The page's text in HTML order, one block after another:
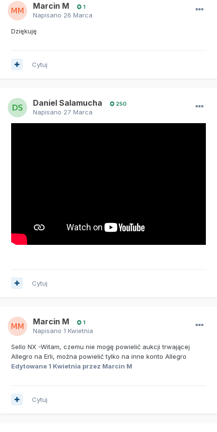
Marcin M 1
Napisano 26 Marca
Dziękuję
Cytuj
Daniel Salamucha 250
Napisano 27 Marca
Cytuj
Marcin M 1
Napisano 1 Kwietnia
Sello NX -Witam, czemu nie mogę powielić aukcji trwającej
Allegro na Erli, można powielić tylko na inne konto Allegro
Edytowane 1 Kwietnia przez Marcin M
Cytuj